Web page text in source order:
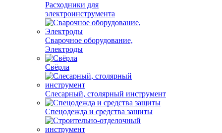
Расходники для
электроинструмента
Сварочное оборудование,
Электроды
Свёрла
Слесарный, столярный инструмент
Спецодежда и средства защиты